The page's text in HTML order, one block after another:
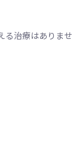
る治療はありませ